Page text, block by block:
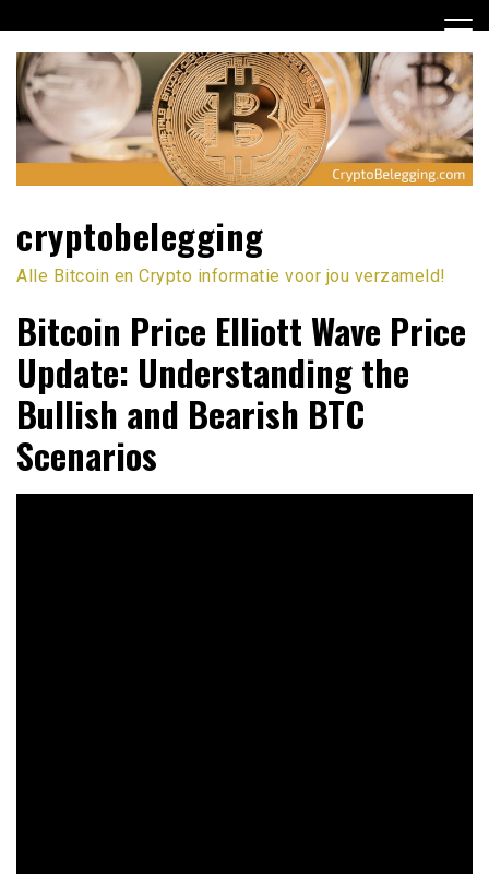
naar
inhoud
cryptobelegging
Alle Bitcoin en Crypto informatie voor jou verzameld!
Bitcoin Price Elliott Wave Price
Update: Understanding the
Bullish and Bearish BTC
Scenarios